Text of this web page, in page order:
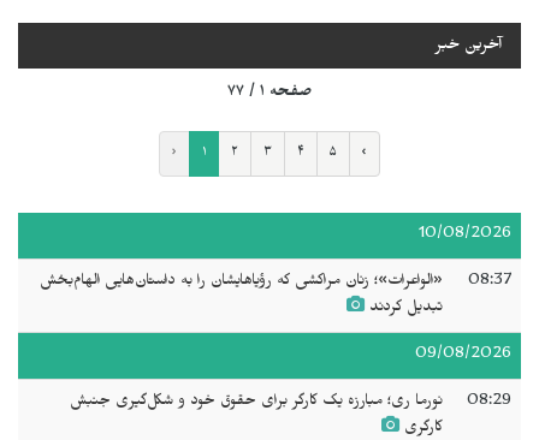
آخرین خبر
صفحه ۱ / ۷۷
‹ ۱ ۲ ۳ ۴ ۵ ›
10/08/2026
08:37
«الواعرات»؛ زنان مراکشی که رؤیاهایشان را به داستان‌هایی الهام‌بخش
تبدیل کردند
09/08/2026
08:29
نورما ری؛ مبارزه یک کارگر برای حقوق خود و شکل‌گیری جنبش
کارگری